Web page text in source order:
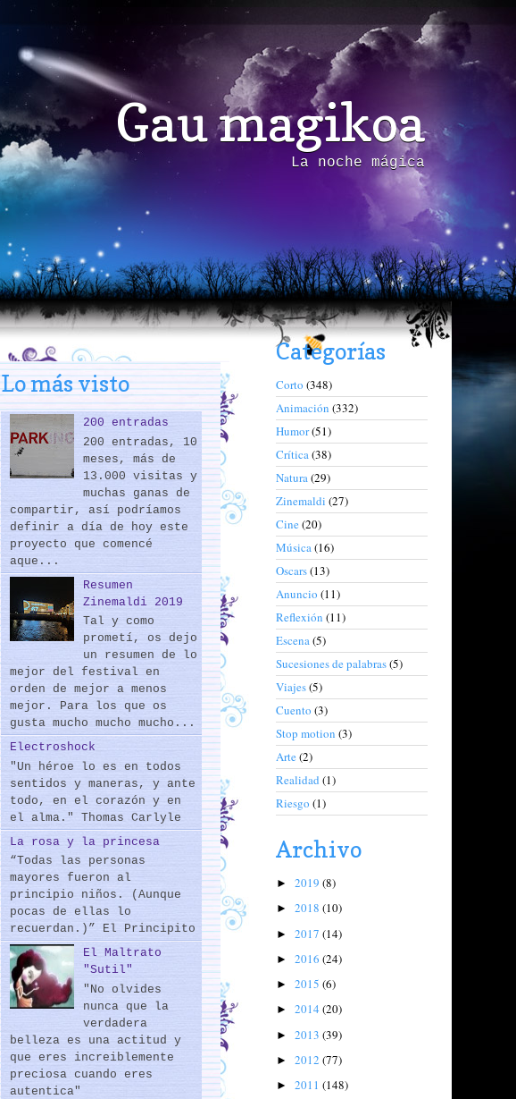
Gau magikoa
La noche mágica
Lo más visto
200 entradas
200 entradas, 10
meses, más de
13.000 visitas y
muchas ganas de
compartir, así podríamos
definir a día de hoy este
proyecto que comencé
aque...
Resumen
Zinemaldi 2019
Tal y como
prometí, os dejo
un resumen de lo
mejor del festival en
orden de mejor a menos
mejor. Para los que os
gusta mucho mucho mucho...
Electroshock
"Un héroe lo es en todos
sentidos y maneras, y ante
todo, en el corazón y en
el alma." Thomas Carlyle
La rosa y la princesa
“Todas las personas
mayores fueron al
principio niños. (Aunque
pocas de ellas lo
recuerdan.)” El Principito
El Maltrato
"Sutil"
"No olvides
nunca que la
verdadera
belleza es una actitud y
que eres increiblemente
preciosa cuando eres
autentica"
Categorías
Corto (348)
Animación (332)
Humor(51)
Crítica(38)
Natura(29)
Zinemaldi (27)
Cine(20)
Música(16)
Oscars(13)
Anuncio (11)
Reflexión (11)
Escena(5)
Sucesiones de palabras(5)
Viajes(5)
Cuento (3)
Stop motion (3)
Arte(2)
Realidad (1)
Riesgo (1)
Archivo
► 2019 (8)
► 2018 (10)
► 2017 (14)
► 2016 (24)
► 2015 (6)
► 2014 (20)
► 2013 (39)
► 2012 (77)
► 2011 (148)